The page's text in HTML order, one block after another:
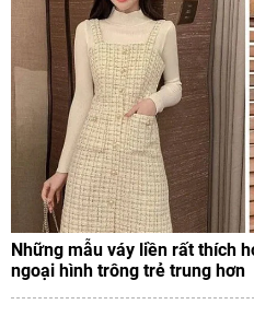
Những mẫu váy liền rất thích
ngoại hình trông trẻ trung hơn